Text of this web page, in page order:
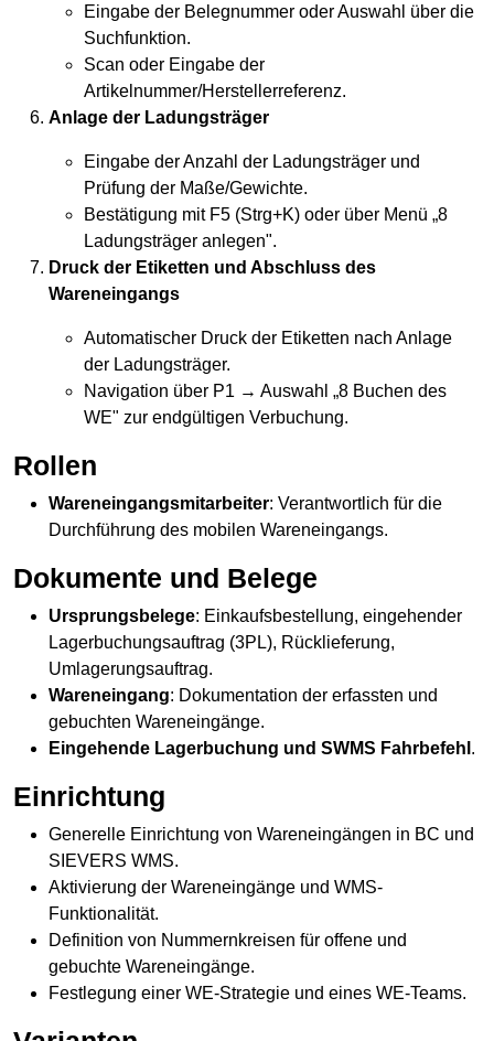
Eingabe der Belegnummer oder Auswahl über die
Suchfunktion.
Scan oder Eingabe der
Artikelnummer/Herstellerreferenz.
Anlage der Ladungsträger
Eingabe der Anzahl der Ladungsträger und
Prüfung der Maße/Gewichte.
Bestätigung mit F5 (Strg+K) oder über Menü „8
Ladungsträger anlegen".
Druck der Etiketten und Abschluss des
Wareneingangs
Automatischer Druck der Etiketten nach Anlage
der Ladungsträger.
Navigation über P1 → Auswahl „8 Buchen des
WE" zur endgültigen Verbuchung.
Rollen
Wareneingangsmitarbeiter: Verantwortlich für die
Durchführung des mobilen Wareneingangs.
Dokumente und Belege
Ursprungsbelege: Einkaufsbestellung, eingehender
Lagerbuchungsauftrag (3PL), Rücklieferung,
Umlagerungsauftrag.
Wareneingang: Dokumentation der erfassten und
gebuchten Wareneingänge.
Eingehende Lagerbuchung und SWMS Fahrbefehl .
Einrichtung
Generelle Einrichtung von Wareneingängen in BC und
SIEVERS WMS.
Aktivierung der Wareneingänge und WMS-
Funktionalität.
Definition von Nummernkreisen für offene und
gebuchte Wareneingänge.
Festlegung einer WE-Strategie und eines WE-Teams.